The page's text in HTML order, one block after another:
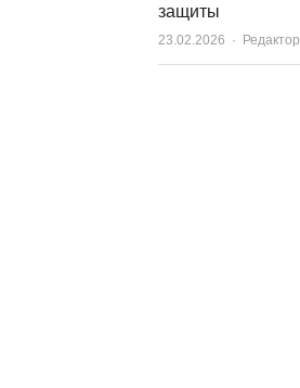
защиты
23.02.2026 Author
Редактор